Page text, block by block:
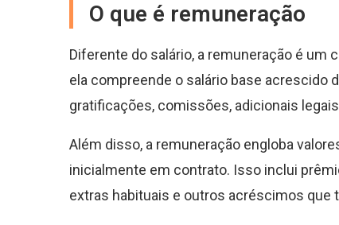
O que é remuneração
Diferente do salário, a remuneração é um
ela compreende o salário base acrescido
gratificações, comissões, adicionais
Além disso, a remuneração engloba
inicialmente em contrato. Isso inclui
extras habituais e outros acréscimos que